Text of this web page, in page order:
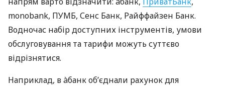
monobank, ПУМБ, Сенс Банк, Райффайзен Банк.
Водночас набір доступних інструментів, умови
обслуговування та тарифи можуть суттєво
відрізнятися.
Наприклад, в àбанк об’єднали рахунок для